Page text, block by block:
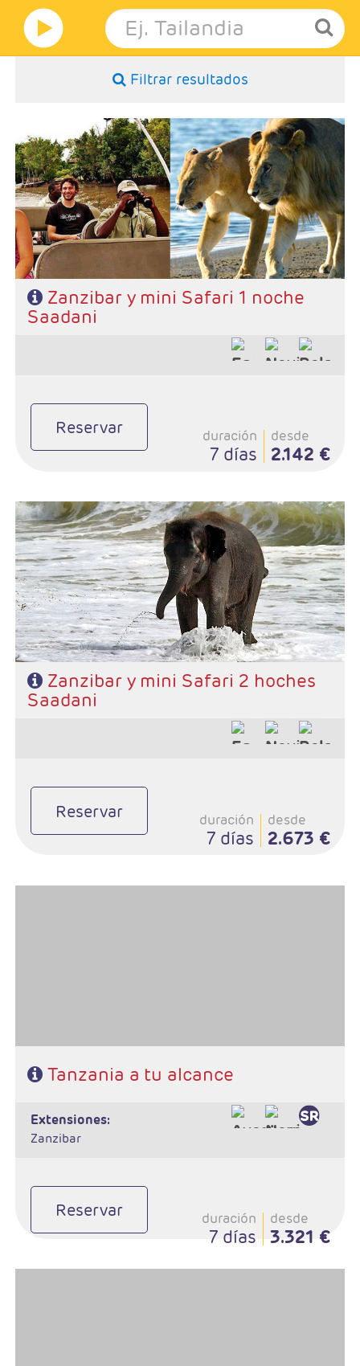
Filtrar resultados
Características
- Salidas: Diarias
- Ruta: Stone Town 1 noche, Sadani 1 noche y playas de Zanzibar 3
noches (ampliables)
- Categoría hotelera: A elección del cliente
- Régimen: Pensión completa en safari y de libre elección en
Zanzibar
Zanzibar y mini Safari 1 noche
Saadani
Reservar duración
7 días
desde
2.142 €
- Salidas: Diarias
- Ruta: Stone Town 1 noche, Sadani 2 noche y playas de Zanzibar
2 noches (ampliables)
- Categoría hotelera: A elección del cliente
- Régimen: Pensión completa en safari y de libre elección en
Zanzibar
Zanzibar y mini Safari 2 hoches
Saadani
Reservar duración
7 días
desde
2.673 €
Tanzania a tu alcance
extensiones:
Zanzibar
Reservar duración
7 días
desde
3.321 €